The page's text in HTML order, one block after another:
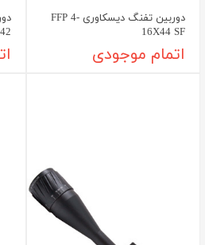
دوربین تفنگ دیسکاوری FFP 4-
16X44 SF
اتمام موجودی
42×25_8.5